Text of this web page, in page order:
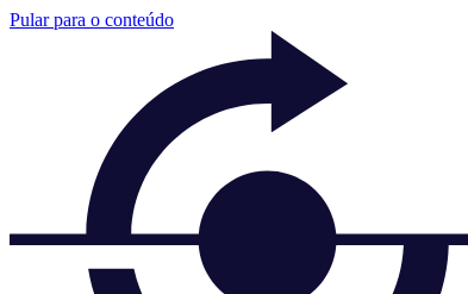
Pular para o conteúdo